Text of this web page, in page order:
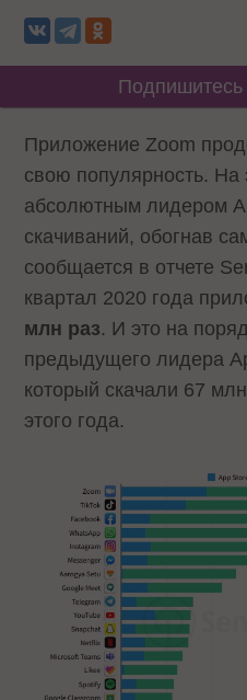
Подпишитесь
Приложение Zoom
свою популярность. На
абсолютным лидером
скачиваний, обогнав
сообщается в отчете
квартал 2020 года
млн раз. И это на
предыдущего лидера
который скачали 67
этого года.